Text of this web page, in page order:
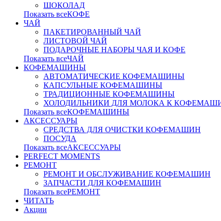
ШОКОЛАД
Показать всеКОФЕ
ЧАЙ
ПАКЕТИРОВАННЫЙ ЧАЙ
ЛИСТОВОЙ ЧАЙ
ПОДАРОЧНЫЕ НАБОРЫ ЧАЯ И КОФЕ
Показать всеЧАЙ
КОФЕМАШИНЫ
АВТОМАТИЧЕСКИЕ КОФЕМАШИНЫ
КАПСУЛЬНЫЕ КОФЕМАШИНЫ
ТРАДИЦИОННЫЕ КОФЕМАШИНЫ
ХОЛОДИЛЬНИКИ ДЛЯ МОЛОКА К
Показать всеКОФЕМАШИНЫ
АКСЕССУАРЫ
СРЕДСТВА ДЛЯ ОЧИСТКИ КОФЕМАШИН
ПОСУДА
Показать всеАКСЕССУАРЫ
PERFECT MOMENTS
РЕМОНТ
РЕМОНТ И ОБСЛУЖИВАНИЕ КОФЕМАШИН
ЗАПЧАСТИ ДЛЯ КОФЕМАШИН
Показать всеРЕМОНТ
ЧИТАТЬ
Акции